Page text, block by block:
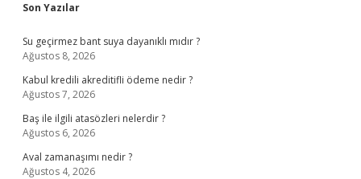
Sidebar
Son Yazılar
Su geçirmez bant suya dayanıklı mıdır ?
Ağustos 8, 2026
Kabul kredili akreditifli ödeme nedir ?
Ağustos 7, 2026
Baş ile ilgili atasözleri nelerdir ?
Ağustos 6, 2026
Aval zamanaşımı nedir ?
Ağustos 4, 2026